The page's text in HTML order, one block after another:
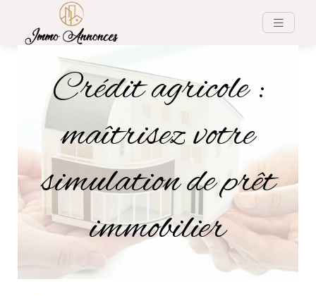
Crédit agricole :
maîtrisez votre
simulation de prêt
immobilier